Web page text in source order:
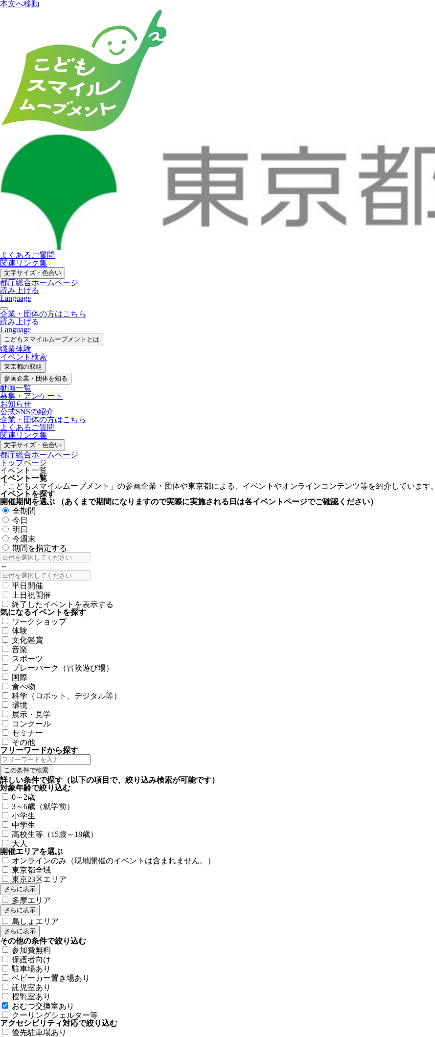
本文へ移動
よくあるご質問
関連リンク集
文字サイズ・色合い
都庁総合ホームページ
読み上げる
Language
企業・団体の方はこちら
読み上げる
Language
こどもスマイルムーブメントとは
職業体験
イベント検索
東京都の取組
参画企業・ 団体を知る
動画一覧
募集・ アンケート
お知らせ
公式SNSの紹介
企業・団体の方はこちら
よくあるご質問
関連リンク集
文字サイズ・色合い
都庁総合ホームページ
トップページ
イベント一覧
イベント一覧
「こどもスマイルムーブメント」の参画企業・団体や東京都による、イベントやオンラインコンテンツ等を紹介しています。
イベントを探す
開催期間を選ぶ
（あくまで期間になりますので実際に実施される日は各イベントページでご確認ください）
全期間
今日
明日
今週末
期間を指定する
～
平日開催
土日祝開催
終了したイベントを表示する
気になるイベントを探す
ワークショップ
体験
文化鑑賞
音楽
スポーツ
プレーパーク（冒険遊び場）
国際
食べ物
科学（ロボット、デジタル等）
環境
展示・見学
コンクール
セミナー
その他
フリーワードから探す
詳しい条件で探す （以下の項目で、絞り込み検索が可能です）
対象年齢で絞り込む
0～2歳
3～6歳（就学前）
小学生
中学生
高校生等（15歳～18歳）
大人
開催エリアを選ぶ
オンラインのみ（現地開催のイベントは含まれません。）
東京都全域
東京23区エリア
さらに表示
多摩エリア
さらに表示
島しょエリア
さらに表示
その他の条件で絞り込む
参加費無料
保護者向け
駐車場あり
ベビーカー置き場あり
託児室あり
授乳室あり
おむつ交換室あり
クーリングシェルター等
アクセシビリティ対応で絞り込む
優先駐車場あり